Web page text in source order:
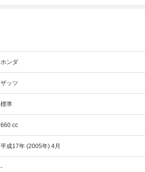
ホンダ
ザッツ
標準
660 cc
平成17年 (2005年) 4月
-